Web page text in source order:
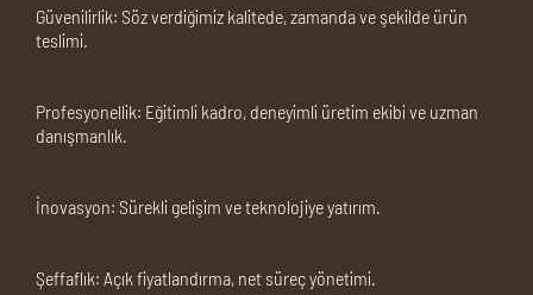
Güvenilirlik: Söz verdiğimiz kalitede, zamanda ve şekilde ürün
teslimi.
Profesyonellik: Eğitimli kadro, deneyimli üretim ekibi ve uzman
danışmanlık.
İnovasyon: Sürekli gelişim ve teknolojiye yatırım.
Şeffaflık: Açık fiyatlandırma, net süreç yönetimi.